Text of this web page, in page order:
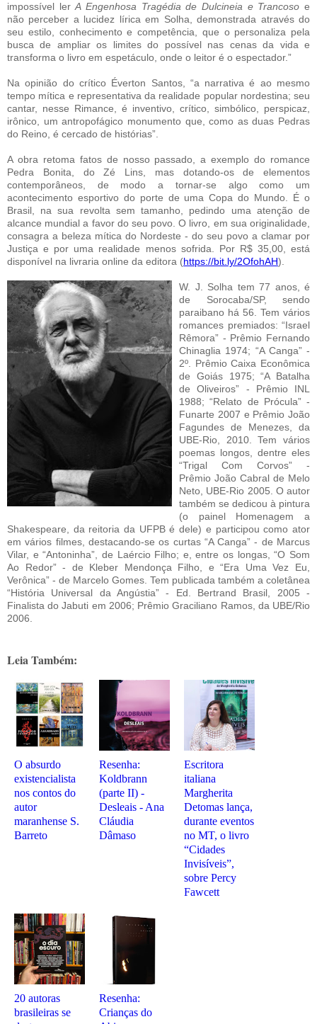
impossível lerA Engenhosa Tragédia de Dulcineia e Trancoso e
não perceber a lucidez lírica em Solha, demonstrada através do
seu estilo, conhecimento e competência, que o personaliza pela
busca de ampliar os limites do possível nas cenas da vida e
transforma o livro em espetáculo, onde o leitor é o espectador.”
Na opinião do crítico Éverton Santos, “a narrativa é ao mesmo
tempo mítica e representativa da realidade popular nordestina; seu
cantar, nesse Rimance, é inventivo, crítico, simbólico, perspicaz,
irônico, um antropofágico monumento que, como as duas Pedras
do Reino, é cercado de histórias”.
A obra retoma fatos de nosso passado, a exemplo do romance
Pedra Bonita, do Zé Lins, mas dotando-os de elementos
contemporâneos, de modo a tornar-se algo como um
acontecimento esportivo do porte de uma Copa do Mundo. É o
Brasil, na sua revolta sem tamanho, pedindo uma atenção de
alcance mundial a favor do seu povo. O livro, em sua originalidade,
consagra a beleza mítica do Nordeste - do seu povo a clamar por
Justiça e por uma realidade menos sofrida. Por R$ 35,00, está
disponível na livraria online da editora (https://bit.ly/2OfohAH).
W. J. Solha tem 77 anos, é
de Sorocaba/SP, sendo
paraibano há 56. Tem vários
romances premiados: “Israel
Rêmora” - Prêmio Fernando
Chinaglia 1974; “A Canga” -
2º. Prêmio Caixa Econômica
de Goiás 1975; “A Batalha
de Oliveiros” - Prêmio INL
1988; “Relato de Prócula” -
Funarte 2007 e Prêmio João
Fagundes de Menezes, da
UBE-Rio, 2010. Tem vários
poemas longos, dentre eles
“Trigal Com Corvos” -
Prêmio João Cabral de Melo
Neto, UBE-Rio 2005. O autor
também se dedicou à pintura
(o painel Homenagem a
Shakespeare, da reitoria da UFPB é dele) e participou como ator
em vários filmes, destacando-se os curtas “A Canga” - de Marcus
Vilar, e “Antoninha”, de Laércio Filho; e, entre os longas, “O Som
Ao Redor” - de Kleber Mendonça Filho, e “Era Uma Vez Eu,
Verônica” - de Marcelo Gomes. Tem publicada também a coletânea
“História Universal da Angústia” - Ed. Bertrand Brasil, 2005 -
Finalista do Jabuti em 2006; Prêmio Graciliano Ramos, da UBE/Rio
2006.
Leia Também:
O absurdo
existencialista
nos contos do
autor
maranhense S.
Barreto
Resenha:
Koldbrann
(parte II) -
Desleais - Ana
Cláudia
Dâmaso
Escritora
italiana
Margherita
Detomas lança,
durante eventos
no MT, o livro
“Cidades
Invisíveis”,
sobre Percy
Fawcett
20 autoras
brasileiras se
Resenha:
Crianças do